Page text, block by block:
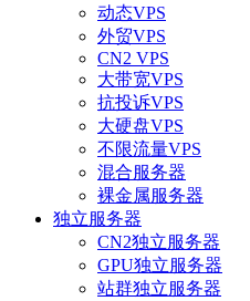
动态VPS
外贸VPS
CN2 VPS
大带宽VPS
抗投诉VPS
大硬盘VPS
不限流量VPS
混合服务器
裸金属服务器
独立服务器
CN2独立服务器
GPU独立服务器
站群独立服务器